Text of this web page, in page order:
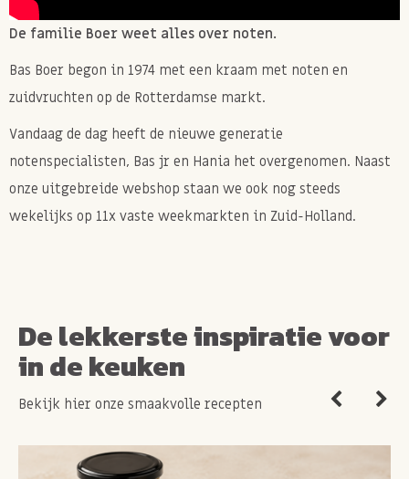
De familie Boer weet alles over noten.
Bas Boer begon in 1974 met een kraam met noten en
zuidvruchten op de Rotterdamse markt.
Vandaag de dag heeft de nieuwe generatie
notenspecialisten, Bas jr en Hania het overgenomen. Naast
onze uitgebreide webshop staan we ook nog steeds
wekelijks op 11x vaste weekmarkten in Zuid-Holland.
De lekkerste inspiratie voor
in de keuken
Bekijk hier onze smaakvolle recepten